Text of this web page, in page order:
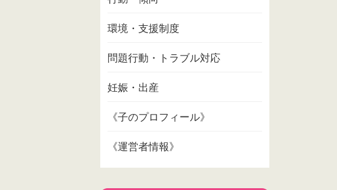
環境・支援制度
問題行動・トラブル対応
妊娠・出産
《子のプロフィール》
《運営者情報》